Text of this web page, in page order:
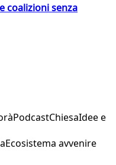
coalizioni senza
PodcastChiesaIdee e
Ecosistema avvenire